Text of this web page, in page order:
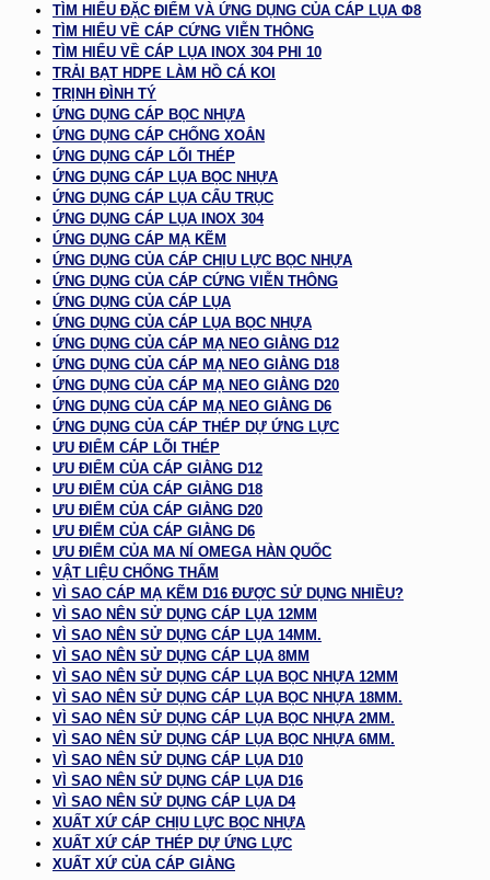
TÌM HIỂU ĐẶC ĐIỂM VÀ ỨNG DỤNG CỦA CÁP LỤA Φ8
TÌM HIỂU VỀ CÁP CỨNG VIỄN THÔNG
TÌM HIỂU VỀ CÁP LỤA INOX 304 PHI 10
TRẢI BẠT HDPE LÀM HỒ CÁ KOI
TRỊNH ĐÌNH TÝ
ỨNG DỤNG CÁP BỌC NHỰA
ỨNG DỤNG CÁP CHỐNG XOẮN
ỨNG DỤNG CÁP LÕI THÉP
ỨNG DỤNG CÁP LỤA BỌC NHỰA
ỨNG DỤNG CÁP LỤA CẨU TRỤC
ỨNG DỤNG CÁP LỤA INOX 304
ỨNG DỤNG CÁP MẠ KẼM
ỨNG DỤNG CỦA CÁP CHỊU LỰC BỌC NHỰA
ỨNG DỤNG CỦA CÁP CỨNG VIỄN THÔNG
ỨNG DỤNG CỦA CÁP LỤA
ỨNG DỤNG CỦA CÁP LỤA BỌC NHỰA
ỨNG DỤNG CỦA CÁP MẠ NEO GIẰNG D12
ỨNG DỤNG CỦA CÁP MẠ NEO GIẰNG D18
ỨNG DỤNG CỦA CÁP MẠ NEO GIẰNG D20
ỨNG DỤNG CỦA CÁP MẠ NEO GIẰNG D6
ỨNG DỤNG CỦA CÁP THÉP DỰ ỨNG LỰC
ƯU ĐIỂM CÁP LÕI THÉP
ƯU ĐIỂM CỦA CÁP GIẰNG D12
ƯU ĐIỂM CỦA CÁP GIẰNG D18
ƯU ĐIỂM CỦA CÁP GIẰNG D20
ƯU ĐIỂM CỦA CÁP GIẰNG D6
ƯU ĐIỂM CỦA MA NÍ OMEGA HÀN QUỐC
VẬT LIỆU CHỐNG THẤM
VÌ SAO CÁP MẠ KẼM D16 ĐƯỢC SỬ DỤNG NHIỀU?
VÌ SAO NÊN SỬ DỤNG CÁP LỤA 12MM
VÌ SAO NÊN SỬ DỤNG CÁP LỤA 14MM.
VÌ SAO NÊN SỬ DỤNG CÁP LỤA 8MM
VÌ SAO NÊN SỬ DỤNG CÁP LỤA BỌC NHỰA 12MM
VÌ SAO NÊN SỬ DỤNG CÁP LỤA BỌC NHỰA 18MM.
VÌ SAO NÊN SỬ DỤNG CÁP LỤA BỌC NHỰA 2MM.
VÌ SAO NÊN SỬ DỤNG CÁP LỤA BỌC NHỰA 6MM.
VÌ SAO NÊN SỬ DỤNG CÁP LỤA D10
VÌ SAO NÊN SỬ DỤNG CÁP LỤA D16
VÌ SAO NÊN SỬ DỤNG CÁP LỤA D4
XUẤT XỨ CÁP CHỊU LỰC BỌC NHỰA
XUẤT XỨ CÁP THÉP DỰ ỨNG LỰC
XUẤT XỨ CỦA CÁP GIẰNG